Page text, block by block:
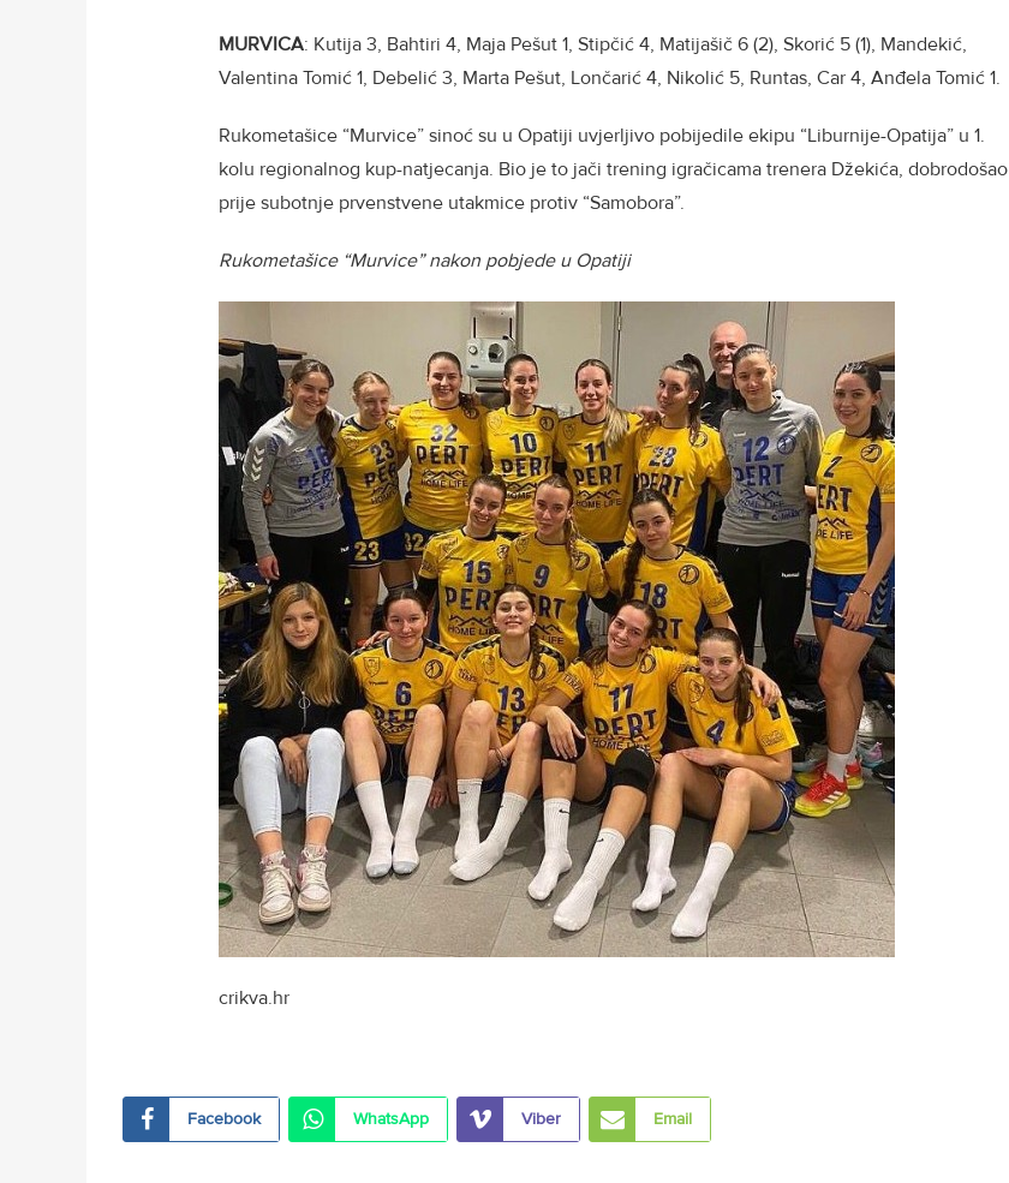
MURVICA: Kutija 3, Bahtiri 4, Maja Pešut 1, Stipčić 4, Matijašič 6 (2), Skorić 5 (1), Mandekić,
Valentina Tomić 1, Debelić 3, Marta Pešut, Lončarić 4, Nikolić 5, Runtas, Car 4, Anđela Tomić 1.
Rukometašice “Murvice” sinoć su u Opatiji uvjerljivo pobijedile ekipu “Liburnije-Opatija” u 1.
kolu regionalnog kup-natjecanja. Bio je to jači trening igračicama trenera Džekića, dobrodošao
prije subotnje prvenstvene utakmice protiv “Samobora”.
Rukometašice “Murvice” nakon pobjede u Opatiji
crikva.hr
Facebook WhatsApp Viber Email